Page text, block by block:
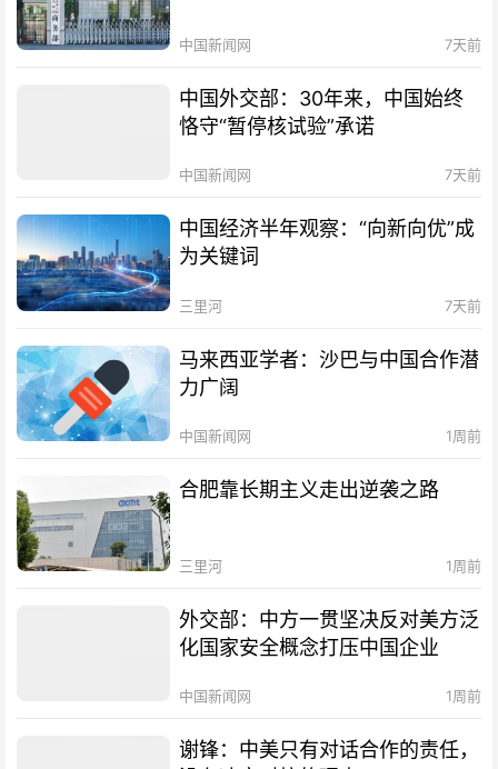
中国新闻网 7天前
中国外交部：30年来，中国始终
恪守“暂停核试验”承诺
中国新闻网 7天前
中国经济半年观察：“向新向优”成
为关键词
三里河 7天前
马来西亚学者：沙巴与中国合作潜
力广阔
中国新闻网 1周前
合肥靠长期主义走出逆袭之路
三里河 1周前
外交部：中方一贯坚决反对美方泛
化国家安全概念打压中国企业
中国新闻网 1周前
谢锋：中美只有对话合作的责任，